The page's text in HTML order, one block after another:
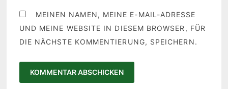
MEINEN NAMEN, MEINE E-MAIL-ADRESSE
UND MEINE WEBSITE IN DIESEM BROWSER, FÜR
DIE NÄCHSTE KOMMENTIERUNG, SPEICHERN.